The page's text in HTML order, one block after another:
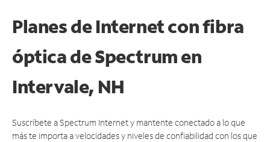
Planes de Internet con fibra
óptica de Spectrum en
Intervale, NH
Suscríbete a Spectrum Internet y mantente conectado a lo que
más te importa a velocidades y niveles de confiabilidad con los que